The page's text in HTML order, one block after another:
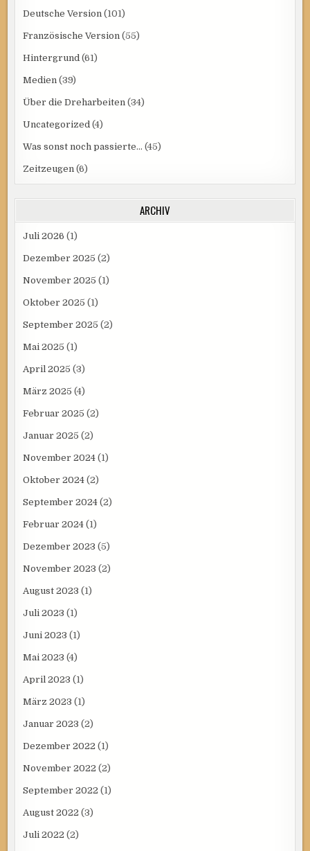
Deutsche Version (101)
Französische Version (55)
Hintergrund (61)
Medien (39)
Über die Dreharbeiten (34)
Uncategorized (4)
Was sonst noch passierte… (45)
Zeitzeugen (6)
ARCHIV
Juli 2026 (1)
Dezember 2025 (2)
November 2025 (1)
Oktober 2025 (1)
September 2025 (2)
Mai 2025 (1)
April 2025 (3)
März 2025 (4)
Februar 2025 (2)
Januar 2025 (2)
November 2024 (1)
Oktober 2024 (2)
September 2024 (2)
Februar 2024 (1)
Dezember 2023 (5)
November 2023 (2)
August 2023 (1)
Juli 2023 (1)
Juni 2023 (1)
Mai 2023 (4)
April 2023 (1)
März 2023 (1)
Januar 2023 (2)
Dezember 2022 (1)
November 2022 (2)
September 2022 (1)
August 2022 (3)
Juli 2022 (2)